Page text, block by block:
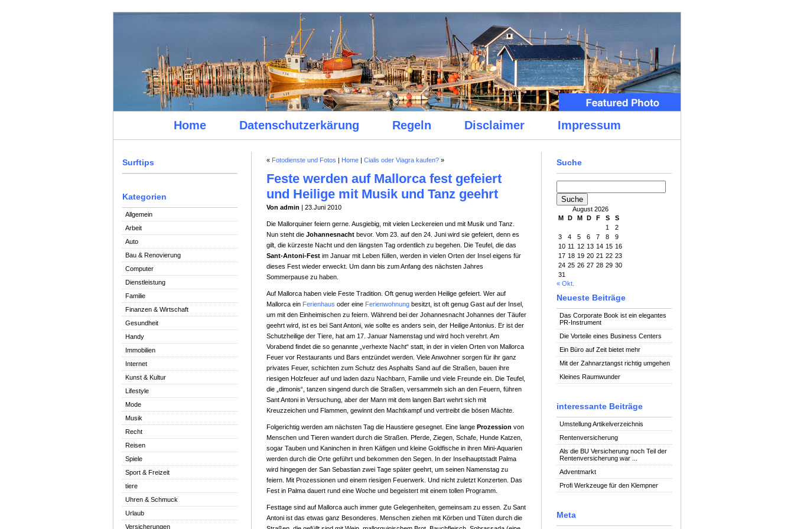
Home Datenschutzerkärung Regeln Disclaimer Impressum
Surftips
Kategorien
Allgemein
Arbeit
Auto
Bau & Renovierung
Computer
Dienstleistung
Familie
Finanzen & Wirtschaft
Gesundheit
Handy
Immobilien
Internet
Kunst & Kultur
Lifestyle
Mode
Musik
Recht
Reisen
Spiele
Sport & Freizeit
tiere
Uhren & Schmuck
Urlaub
Versicherungen
Suche
August 2026
M D M D F S
S
1
2
3
4 5 6 7 8
9
10 11 12 13 14 15 16
17 18 19 20 21 22 23
24 25 26 27 28 29 30
31
« Okt.
Neueste Beiträge
Das Corporate Book ist ein elegantes
PR-Instrument
Die Vorteile eines Business Centers
Ein Büro auf Zeit bietet mehr
Mit der Zahnarztangst richtig umgehen
Kleines Raumwunder
interessante Beiträge
Umstellung Artikelverzeichnis
Rentenversicherung
Als die BU Versicherung noch Teil der
Rentenversicherung war ...
Adventmarkt
Profi Werkzeuge für den Klempner
Meta
« Fotodienste und Fotos | Home | Cialis oder Viagra kaufen? »
Feste werden auf Mallorca fest gefeiert
und Heilige mit Musik und Tanz geehrt
Von admin | 23.Juni 2010
Die Mallorquiner feiern gerne. Ausgiebig, mit vielen Leckereien und mit Musik und Tanz.
Nun steht die Johannesnacht bevor. Vom 23. auf den 24. Juni wird sie gefeiert, denn es
gilt, die kürzeste Nacht und den längsten Tag ordentlich zu begehen. Die Teufel, die das
Sant-Antoni-Fest im Januar mit Leben füllen, werden in vielen Orten der Insel eigens für
dieses Fest wieder erweckt. Um dann bis zum Anfang des nächsten Jahres
Sommerpause zu haben.
Auf Mallorca haben viele Feste Tradition. Oft genug werden Heilige gefeiert. Wer auf
Mallorca ein Ferienhaus oder eine Ferienwohnung besitzt, ist oft genug Gast auf der Insel,
um mit den Einheimischen zu feiern. Während bei der Johannesnacht Johannes der Täufer
geehrt wird, ist es bei Sant Antoni, wie sollte es anders sein, der Heilige Antonius. Er ist der
Schutzheilige der Tiere, hat am 17. Januar Namenstag und wird hoch verehrt. Am
Vorabend findet die so genannte „verhexte Nacht“ statt, in der in vielen Orten von Mallorca
Feuer vor Restaurants und Bars entzündet werden. Viele Anwohner sorgen für ihr ganz
privates Feuer, schichten zum Schutz des Asphalts Sand auf die Straßen, bauen ihre
riesigen Holzfeuer auf und laden dazu Nachbarn, Familie und viele Freunde ein. Die Teufel,
die „dimonis“, tanzen singend durch die Straßen, versammeln sich an den Feuern, führen
Sant Antoni in Versuchung, aber der Mann mit dem langen Bart wehrt sich mit
Kreuzzeichen und Flammen, gewinnt den Machtkampf und vertreibt die bösen Mächte.
Folgerichtig werden am nächsten Tag die Haustiere gesegnet. Eine lange Prozession von
Menschen und Tieren wandert durch die Straßen. Pferde, Ziegen, Schafe, Hunde Katzen,
sogar Tauben und Kaninchen in ihren Käfigen und kleine Goldfische in ihren Mini-Aquarien
werden durch die Orte geführt und bekommen den Segen. In der Inselhauptstadt Palma
wird hingegen der San Sebastian zwei Tage später geehrt, um seinen Namenstag zu
feiern. Mit Prozessionen und einem riesigen Feuerwerk. Und nicht zuletzt Konzerten. Das
Fest in Palma dauert rund eine Woche und begeistert mit einem tollen Programm.
Festtage sind auf Mallorca auch immer gute Gelegenheiten, gemeinsam zu essen. Zu Sant
Antoni ist das etwas ganz Besonderes. Menschen ziehen mit Körben und Tüten durch die